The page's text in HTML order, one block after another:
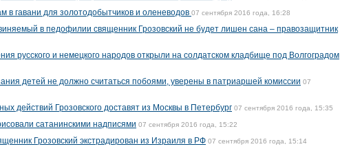
в гавани для золотодобытчиков и оленеводов 07 сентября 2016 года, 16:28
в педофилии священник Грозовский не будет лишен сана – правозащитник
русского и немецкого народов открыли на солдатском кладбище под Волгоградом
детей не должно считаться побоями, уверены в патриаршей комиссии 07
действий Грозовского доставят из Москвы в Петербург 07 сентября 2016 года, 15:35
сатанинскими надписями 07 сентября 2016 года, 15:22
Грозовский экстрадирован из Израиля в РФ 07 сентября 2016 года, 15:14